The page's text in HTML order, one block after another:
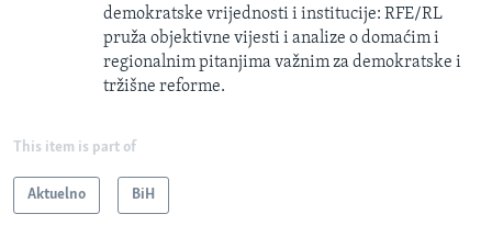
demokratske vrijednosti i institucije: RFE/RL
pruža objektivne vijesti i analize o domaćim i
regionalnim pitanjima važnim za demokratske i
tržišne reforme.
This item is part of
Aktuelno BiH